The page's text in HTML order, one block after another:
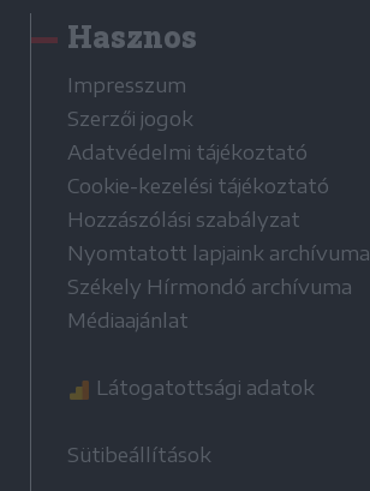
Hasznos
Impresszum
Szerzői jogok
Adatvédelmi tájékoztató
Cookie-kezelési tájékoztató
Hozzászólási szabályzat
Nyomtatott lapjaink archívuma
Székely Hírmondó archívuma
Médiaajánlat
Látogatottsági adatok
Sütibeállítások